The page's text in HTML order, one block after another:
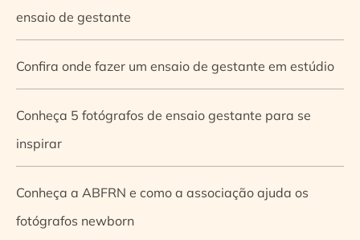
ensaio de gestante
Confira onde fazer um ensaio de gestante em estúdio
Conheça 5 fotógrafos de ensaio gestante para se
inspirar
Conheça a ABFRN e como a associação ajuda os
fotógrafos newborn